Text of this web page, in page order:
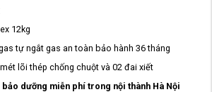
12kg
tự ngắt gas an toàn bảo hành 36 tháng
lõi thép chống chuột và 02 đai xiết
dưỡng miễn phí trong nội thành Hà Nội